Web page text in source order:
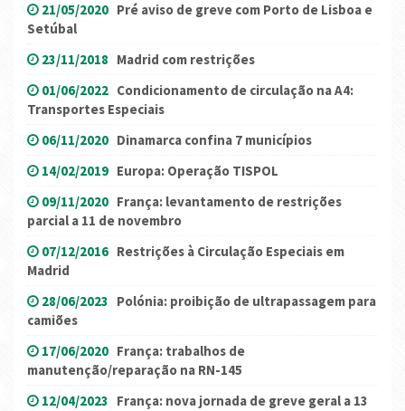
21/05/2020 Pré aviso de greve com Porto de Lisboa e
Setúbal
23/11/2018 Madrid com restrições
01/06/2022 Condicionamento de circulação na A4:
Transportes Especiais
06/11/2020 Dinamarca confina 7 municípios
14/02/2019 Europa: Operação TISPOL
09/11/2020 França: levantamento de restrições
parcial a 11 de novembro
07/12/2016 Restrições à Circulação Especiais em
Madrid
28/06/2023 Polónia: proibição de ultrapassagem para
camiões
17/06/2020 França: trabalhos de
manutenção/reparação na RN-145
12/04/2023 França: nova jornada de greve geral a 13